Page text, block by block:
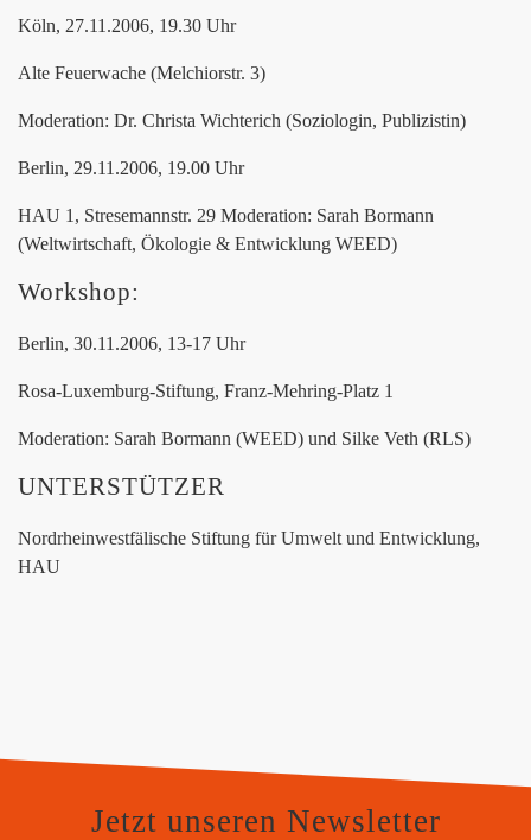
Köln, 27.11.2006, 19.30 Uhr
Alte Feuerwache (Melchiorstr. 3)
Moderation: Dr. Christa Wichterich (Soziologin, Publizistin)
Berlin, 29.11.2006, 19.00 Uhr
HAU 1, Stresemannstr. 29 Moderation: Sarah Bormann
(Weltwirtschaft, Ökologie & Entwicklung WEED)
Workshop:
Berlin, 30.11.2006, 13-17 Uhr
Rosa-Luxemburg-Stiftung, Franz-Mehring-Platz 1
Moderation: Sarah Bormann (WEED) und Silke Veth (RLS)
UNTERSTÜTZER
Nordrheinwestfälische Stiftung für Umwelt und Entwicklung,
HAU
Jetzt unseren Newsletter